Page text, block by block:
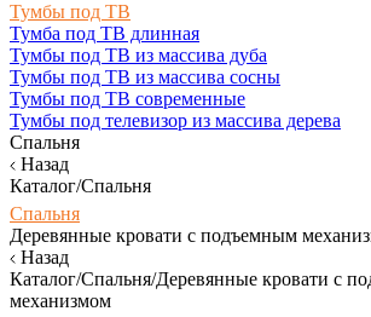
Тумбы под ТВ
Тумба под ТВ длинная
Тумбы под ТВ из массива дуба
Тумбы под ТВ из массива сосны
Тумбы под ТВ современные
Тумбы под телевизор из массива дерева
Спальня
Назад
Каталог/Спальня
Спальня
Деревянные кровати с подъемным
Назад
Каталог/Спальня/Деревянные кровати с
механизмом